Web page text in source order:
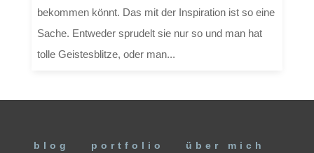
bekommen könnt. Das mit der Inspiration ist so eine
Sache. Entweder sprudelt sie nur so und man hat
tolle Geistesblitze, oder man...
blog portfolio über mich